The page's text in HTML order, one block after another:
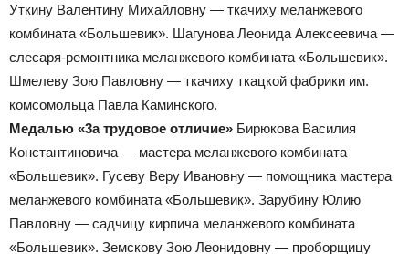
Уткину Валентину Михайловну — ткачиху меланжевого
комбината «Большевик». Шагунова Леонида Алексеевича —
слесаря-ремонтника меланжевого комбината «Большевик».
Шмелеву Зою Павловну — ткачиху ткацкой фабрики им.
комсомольца Павла Каминского.
Медалью «3а трудовое отличие» Бирюкова Василия
Константиновича — мастера меланжевого комбината
«Большевик». Гусеву Веру Ивановну — помощника мастера
меланжевого комбината «Большевик». Зарубину Юлию
Павловну — садчицу кирпича меланжевого комбината
«Большевик». Земскову Зою Леонидовну — проборщицу